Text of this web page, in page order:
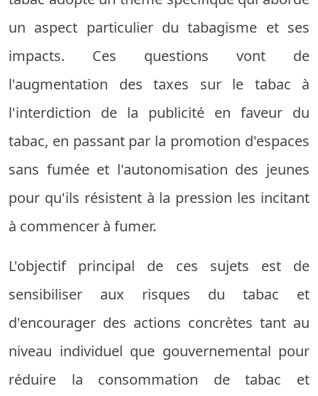
un aspect particulier du tabagisme et ses
impacts. Ces questions vont de
l'augmentation des taxes sur le tabac à
l'interdiction de la publicité en faveur du
tabac, en passant par la promotion d'espaces
sans fumée et l'autonomisation des jeunes
pour qu'ils résistent à la pression les incitant
à commencer à fumer.
L'objectif principal de ces sujets est de
sensibiliser aux risques du tabac et
d'encourager des actions concrètes tant au
niveau individuel que gouvernemental pour
réduire la consommation de tabac et